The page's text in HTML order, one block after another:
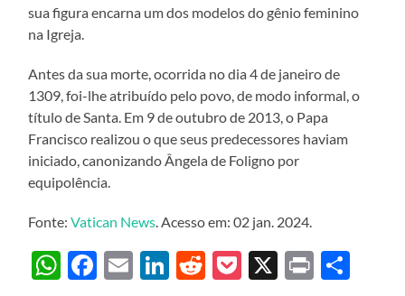
sua figura encarna um dos modelos do gênio feminino
na Igreja.
Antes da sua morte, ocorrida no dia 4 de janeiro de
1309, foi-lhe atribuído pelo povo, de modo informal, o
título de Santa. Em 9 de outubro de 2013, o Papa
Francisco realizou o que seus predecessores haviam
iniciado, canonizando Ângela de Foligno por
equipolência.
Fonte:Vatican News. Acesso em: 02 jan. 2024.
WhatsApp
Facebook
EmailLinkedIn
Reddit
Pocket
X Print